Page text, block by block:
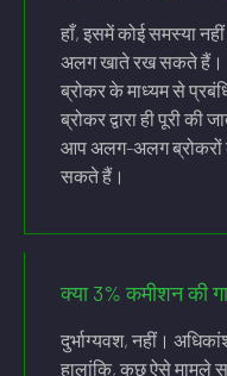
हाँ, इसमें कोई समस्या
अलग खाते रख सकते हैं।
ब्रोकर के माध्यम से
ब्रोकर द्वारा ही पूरी
आप अलग-अलग ब्रोकरों
सकते हैं।
क्या 3% कमीशन की
दुर्भाग्यवश, नहीं।
हालांकि, कुछ ऐसे मामले